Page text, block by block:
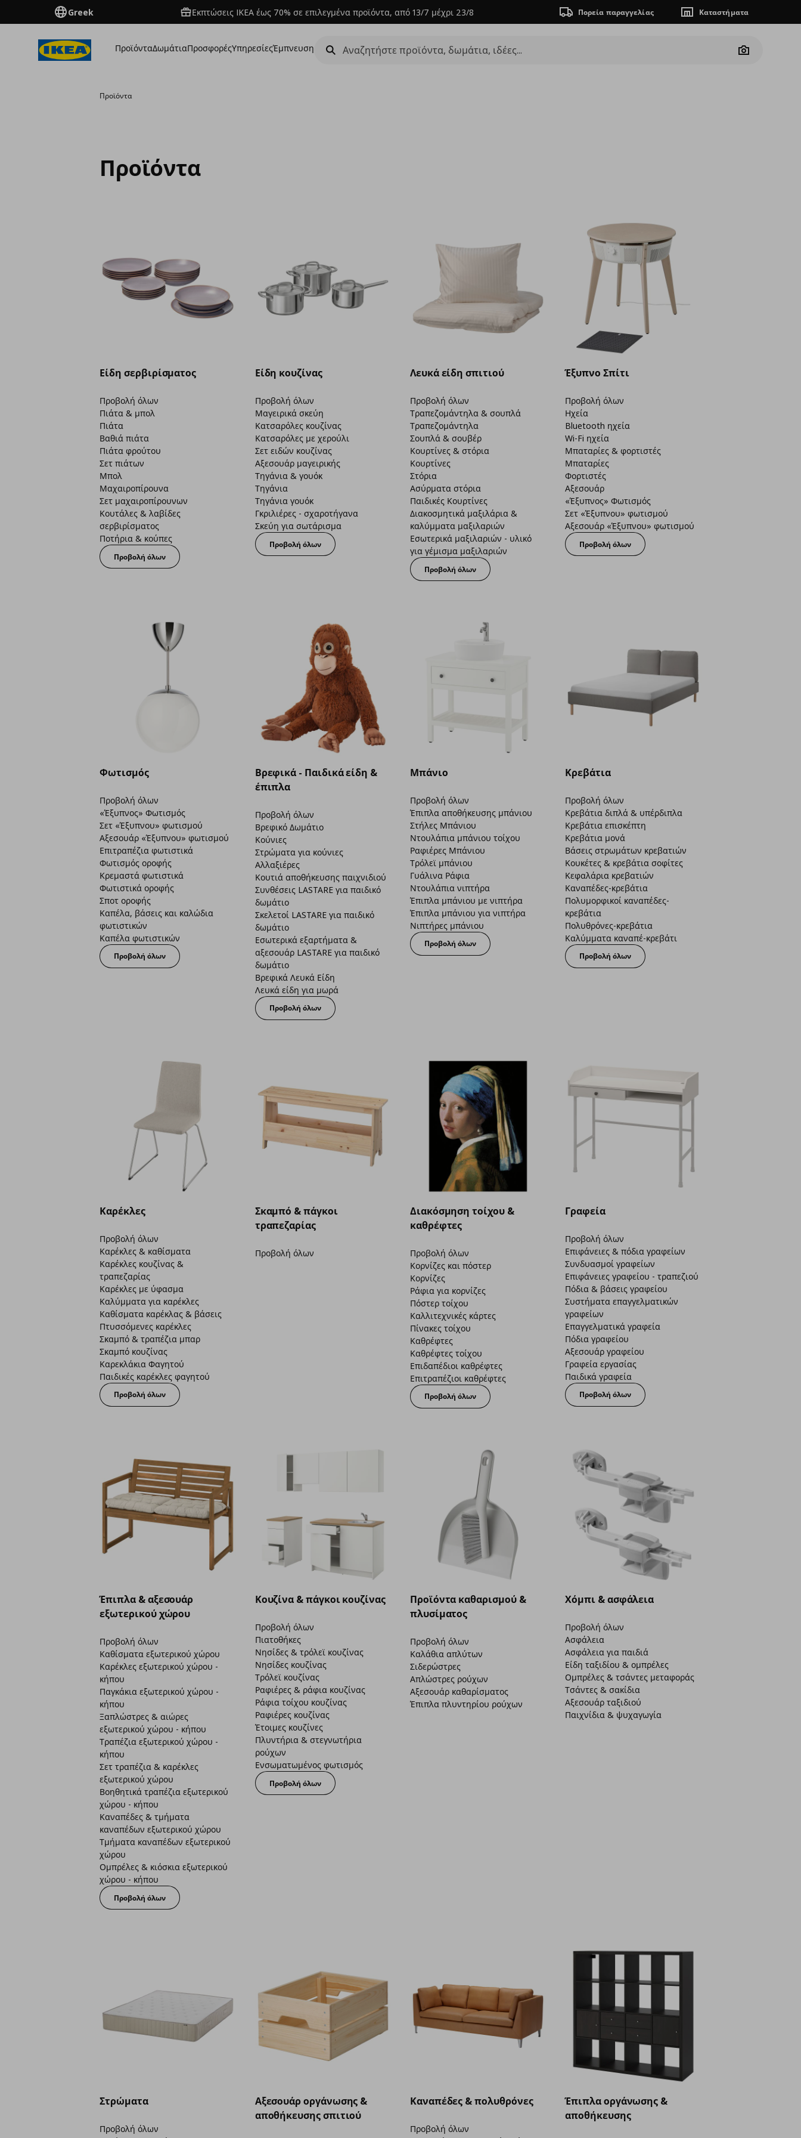
Greek Εκπτώσεις IKEA έως 70% σε επιλεγμένα προϊόντα, από 13/7 μέχρι 23/8 Πορεία παραγγελίας Καταστήματα
ΠροϊόνταΔωμάτιαΠροσφορέςΥπηρεσίεςΈμπνευση
Camera
Προϊόντα
Προϊόντα
Είδη σερβιρίσματος
Προβολή όλων
Πιάτα & μπολ
Πιάτα
Βαθιά πιάτα
Πιάτα φρούτου
Σετ πιάτων
Μπολ
Μαχαιροπίρουνα
Σετ μαχαιροπίρουνων
Κουτάλες & λαβίδες
σερβιρίσματος
Ποτήρια & κούπες
Προβολή όλων
Είδη κουζίνας
Προβολή όλων
Μαγειρικά σκεύη
Κατσαρόλες κουζίνας
Κατσαρόλες με χερούλι
Σετ ειδών κουζίνας
Αξεσουάρ μαγειρικής
Τηγάνια & γουόκ
Τηγάνια
Τηγάνια γουόκ
Γκριλιέρες - σχαροτήγανα
Σκεύη για σωτάρισμα
Προβολή όλων
Λευκά είδη σπιτιού
Προβολή όλων
Τραπεζομάντηλα & σουπλά
Τραπεζομάντηλα
Σουπλά & σουβέρ
Κουρτίνες & στόρια
Κουρτίνες
Στόρια
Ασύρματα στόρια
Παιδικές Κουρτίνες
Διακοσμητικά μαξιλάρια &
καλύμματα μαξιλαριών
Εσωτερικά μαξιλαριών - υλικό
για γέμισμα μαξιλαριών
Προβολή όλων
Έξυπνο Σπίτι
Προβολή όλων
Ηχεία
Bluetooth ηχεία
Wi-Fi ηχεία
Μπαταρίες & φορτιστές
Μπαταρίες
Φορτιστές
Αξεσουάρ
«Έξυπνος» Φωτισμός
Σετ «Έξυπνου» φωτισμού
Αξεσουάρ «Έξυπνου» φωτισμού
Προβολή όλων
Φωτισμός
Προβολή όλων
«Έξυπνος» Φωτισμός
Σετ «Έξυπνου» φωτισμού
Αξεσουάρ «Έξυπνου» φωτισμού
Επιτραπέζια φωτιστικά
Φωτισμός οροφής
Κρεμαστά φωτιστικά
Φωτιστικά οροφής
Σποτ οροφής
Καπέλα, βάσεις και καλώδια
φωτιστικών
Καπέλα φωτιστικών
Προβολή όλων
Βρεφικά - Παιδικά είδη &
έπιπλα
Προβολή όλων
Βρεφικό Δωμάτιο
Κούνιες
Στρώματα για κούνιες
Αλλαξιέρες
Κουτιά αποθήκευσης παιχνιδιού
Συνθέσεις LASTARE για παιδικό
δωμάτιο
Σκελετοί LASTARE για παιδικό
δωμάτιο
Εσωτερικά εξαρτήματα &
αξεσουάρ LASTARE για παιδικό
δωμάτιο
Βρεφικά Λευκά Είδη
Λευκά είδη για μωρά
Προβολή όλων
Μπάνιο
Προβολή όλων
Έπιπλα αποθήκευσης μπάνιου
Στήλες Μπάνιου
Ντουλάπια μπάνιου τοίχου
Ραφιέρες Μπάνιου
Τρόλεϊ μπάνιου
Γυάλινα Ράφια
Ντουλάπια νιπτήρα
Έπιπλα μπάνιου με νιπτήρα
Έπιπλα μπάνιου για νιπτήρα
Νιπτήρες μπάνιου
Προβολή όλων
Κρεβάτια
Προβολή όλων
Κρεβάτια διπλά & υπέρδιπλα
Κρεβάτια επισκέπτη
Κρεβάτια μονά
Βάσεις στρωμάτων κρεβατιών
Κουκέτες & κρεβάτια σοφίτες
Κεφαλάρια κρεβατιών
Καναπέδες-κρεβάτια
Πολυμορφικοί καναπέδες-
κρεβάτια
Πολυθρόνες-κρεβάτια
Καλύμματα καναπέ-κρεβάτι
Προβολή όλων
Καρέκλες
Προβολή όλων
Καρέκλες & καθίσματα
Καρέκλες κουζίνας &
τραπεζαρίας
Καρέκλες με ύφασμα
Καλύμματα για καρέκλες
Καθίσματα καρέκλας & βάσεις
Πτυσσόμενες καρέκλες
Σκαμπό & τραπέζια μπαρ
Σκαμπό κουζίνας
Καρεκλάκια Φαγητού
Παιδικές καρέκλες φαγητού
Προβολή όλων
Σκαμπό & πάγκοι
τραπεζαρίας
Προβολή όλων
Διακόσμηση τοίχου &
καθρέφτες
Προβολή όλων
Κορνίζες και πόστερ
Κορνίζες
Ράφια για κορνίζες
Πόστερ τοίχου
Καλλιτεχνικές κάρτες
Πίνακες τοίχου
Καθρέφτες
Καθρέφτες τοίχου
Επιδαπέδιοι καθρέφτες
Επιτραπέζιοι καθρέφτες
Προβολή όλων
Γραφεία
Προβολή όλων
Επιφάνειες & πόδια γραφείων
Συνδυασμοί γραφείων
Επιφάνειες γραφείου - τραπεζιού
Πόδια & βάσεις γραφείου
Συστήματα επαγγελματικών
γραφείων
Επαγγελματικά γραφεία
Πόδια γραφείου
Αξεσουάρ γραφείου
Γραφεία εργασίας
Παιδικά γραφεία
Προβολή όλων
Έπιπλα & αξεσουάρ
εξωτερικού χώρου
Προβολή όλων
Καθίσματα εξωτερικού χώρου
Καρέκλες εξωτερικού χώρου -
κήπου
Παγκάκια εξωτερικού χώρου -
κήπου
Ξαπλώστρες & αιώρες
εξωτερικού χώρου - κήπου
Τραπέζια εξωτερικού χώρου -
κήπου
Σετ τραπέζια & καρέκλες
εξωτερικού χώρου
Βοηθητικά τραπέζια εξωτερικού
χώρου - κήπου
Καναπέδες & τμήματα
καναπέδων εξωτερικού χώρου
Τμήματα καναπέδων εξωτερικού
χώρου
Ομπρέλες & κιόσκια εξωτερικού
χώρου - κήπου
Προβολή όλων
Κουζίνα & πάγκοι κουζίνας
Προβολή όλων
Πιατοθήκες
Νησίδες & τρόλεϊ κουζίνας
Νησίδες κουζίνας
Τρόλεϊ κουζίνας
Ραφιέρες & ράφια κουζίνας
Ράφια τοίχου κουζίνας
Ραφιέρες κουζίνας
Έτοιμες κουζίνες
Πλυντήρια & στεγνωτήρια
ρούχων
Ενσωματωμένος φωτισμός
Προβολή όλων
Προϊόντα καθαρισμού &
πλυσίματος
Προβολή όλων
Καλάθια απλύτων
Σιδερώστρες
Απλώστρες ρούχων
Αξεσουάρ καθαρίσματος
Έπιπλα πλυντηρίου ρούχων
Χόμπι & ασφάλεια
Προβολή όλων
Ασφάλεια
Ασφάλεια για παιδιά
Είδη ταξιδίου & ομπρέλες
Ομπρέλες & τσάντες μεταφοράς
Τσάντες & σακίδια
Αξεσουάρ ταξιδιού
Παιχνίδια & ψυχαγωγία
Στρώματα
Προβολή όλων
Aξεσουάρ οργάνωσης &
αποθήκευσης σπιτιού
Καναπέδες & πολυθρόνες
Προβολή όλων
Έπιπλα οργάνωσης &
αποθήκευσης